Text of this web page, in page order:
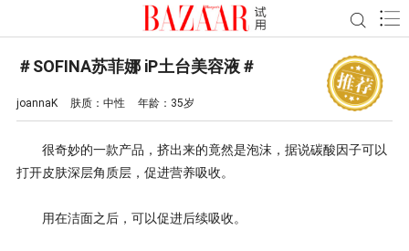
＃SOFINA苏菲娜 iP土台美容液＃
joannaK 肤质： 中性 年龄： 35岁
很奇妙的一款产品，挤出来的竟然是泡沫，据说碳酸因子可以
打开皮肤深层角质层，促进营养吸收。
用在洁面之后，可以促进后续吸收。